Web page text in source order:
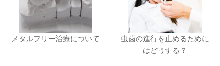
メタルフリー治療について
虫歯の進行を止めるために
はどうする？